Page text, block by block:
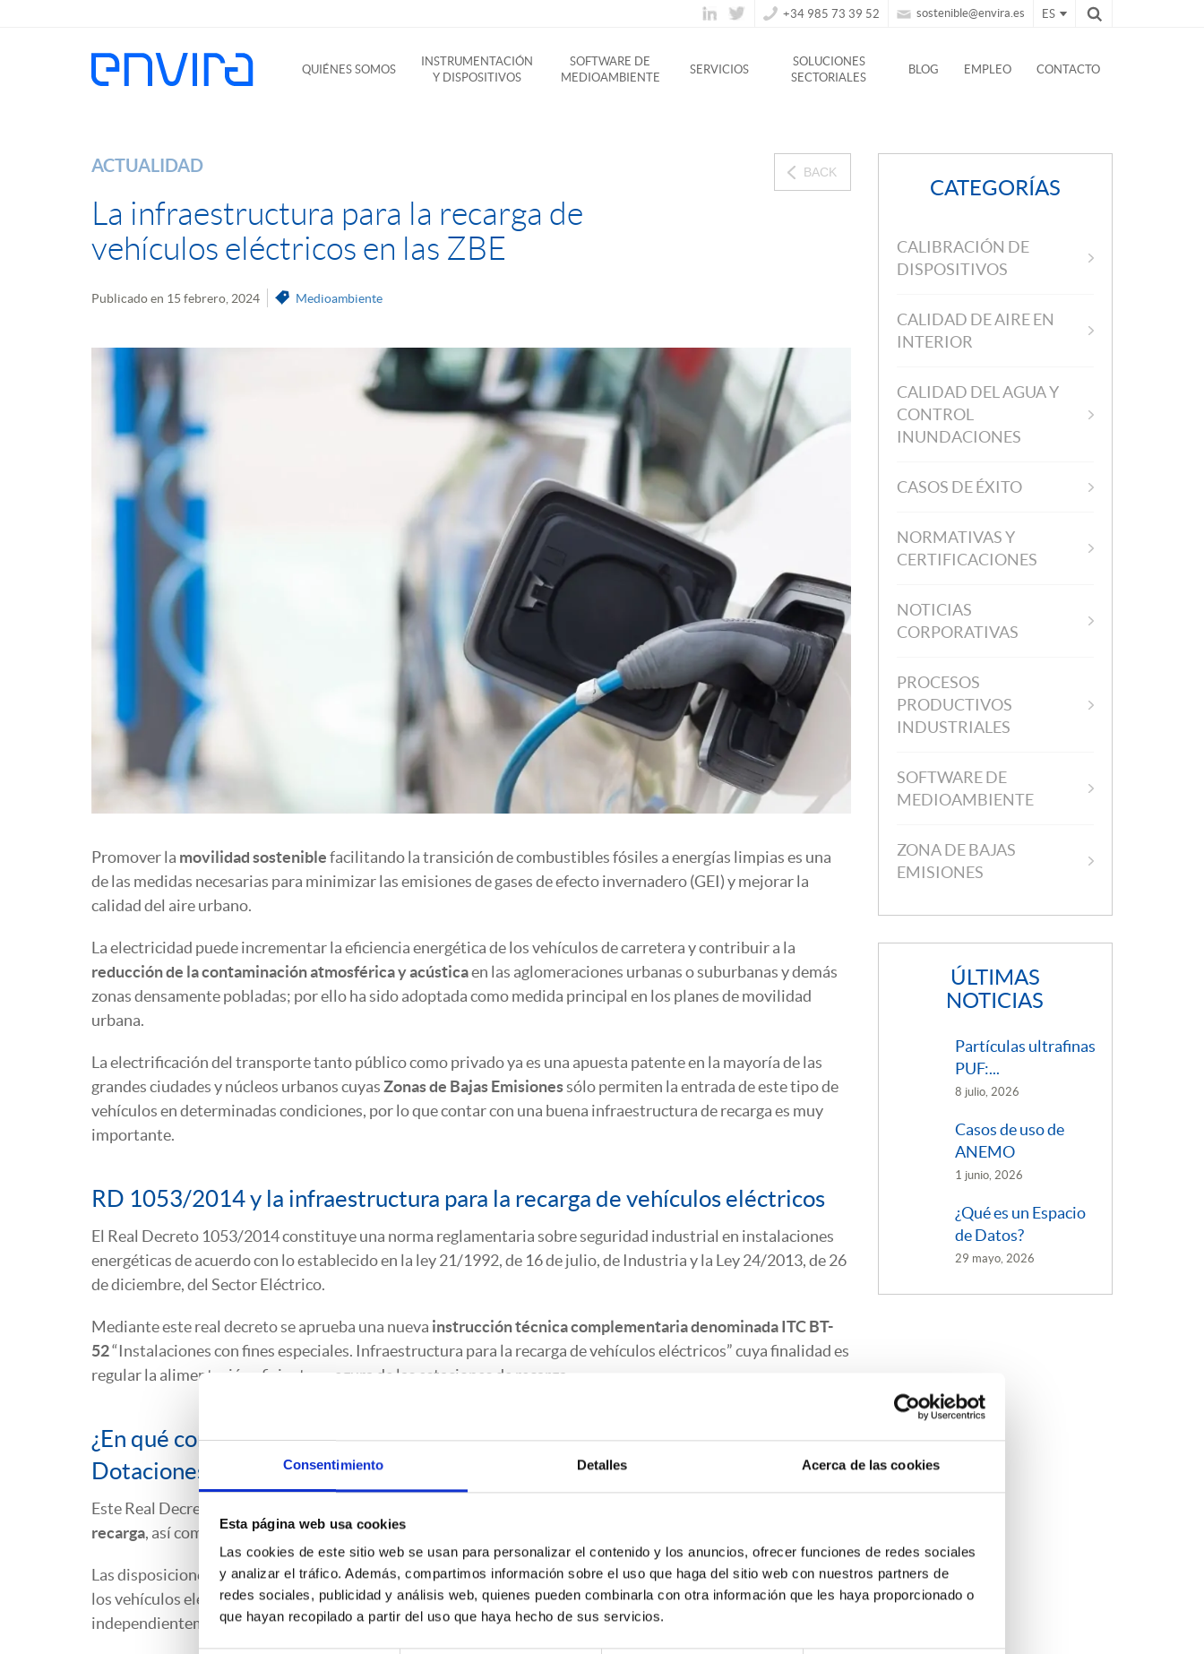
Consentimiento Detalles Acerca de las cookies
Esta página web usa cookies
Las cookies de este sitio web se usan para personalizar el contenido y los anuncios, ofrecer funciones de redes sociales
y analizar el tráfico. Además, compartimos información sobre el uso que haga del sitio web con nuestros partners de
redes sociales, publicidad y análisis web, quienes pueden combinarla con otra información que les haya proporcionado o
que hayan recopilado a partir del uso que haya hecho de sus servicios.
ES
sostenible@envira.es
+34 985 73 39 52
QUIÉNES SOMOS
INSTRUMENTACIÓN
Y DISPOSITIVOS
SOFTWARE DE
MEDIOAMBIENTE
SERVICIOS
SOLUCIONES
SECTORIALES
BLOG EMPLEO CONTACTO
ACTUALIDAD
La infraestructura para la recarga de
vehículos eléctricos en las ZBE
Publicado en 15 febrero, 2024 Medioambiente
BACK
Promover la movilidad sosteniblefacilitando la transición de combustibles fósiles a energías limpias es una
de las medidas necesarias para minimizar las emisiones de gases de efecto invernadero (GEI) y mejorar la
calidad del aire urbano.
La electricidad puede incrementar la eficiencia energética de los vehículos de carretera y contribuir a la
reducción de la contaminación atmosférica y acústicaen las aglomeraciones urbanas o suburbanas y demás
zonas densamente pobladas; por ello ha sido adoptada como medida principal en los planes de movilidad
urbana.
La electrificación del transporte tanto público como privado ya es una apuesta patente en la mayoría de las
grandes ciudades y núcleos urbanos cuyasZonas de Bajas Emisionessólo permiten la entrada de este tipo de
vehículos en determinadas condiciones, por lo que contar con una buena infraestructura de recarga es muy
importante.
RD 1053/2014 y la infraestructura para la recarga de vehículos eléctricos
El Real Decreto 1053/2014 constituye una norma reglamentaria sobre seguridad industrial en instalaciones
energéticas de acuerdo con lo establecido en la ley 21/1992, de 16 de julio, de Industria y la Ley 24/2013, de 26
de diciembre, del Sector Eléctrico.
Mediante este real decreto se aprueba una nueva instrucción técnica complementaria denominada ITC BT-
52“Instalaciones con fines especiales. Infraestructura para la recarga de vehículos eléctricos” cuya finalidad es
regular la alimentación eficiente y segura de las estaciones de recarga.
¿En qué consiste la infraestructura para vehículos eléctricos en España?
Dotaciones mínimas
Este Real Decreto establece las
recarga, así como las obligaciones y derechos de los usuarios y gestores de dicha infraestructura.
Las disposiciones de esta Instrucción se aplicarán a las instalaciones eléctricas necesarias para la recarga de
los vehículos eléctricos en lugares públicos o privados incluidas en el ámbito delReglamento Electrotécnico,
independientemente de si su titularidad es individual o colectiva:
CATEGORÍAS
CALIBRACIÓN DE
DISPOSITIVOS
CALIDAD DE AIRE EN
INTERIOR
CALIDAD DEL AGUA Y
CONTROL
INUNDACIONES
CASOS DE ÉXITO
NORMATIVAS Y
CERTIFICACIONES
NOTICIAS
CORPORATIVAS
PROCESOS
PRODUCTIVOS
INDUSTRIALES
SOFTWARE DE
MEDIOAMBIENTE
ZONA DE BAJAS
EMISIONES
ÚLTIMAS
NOTICIAS
Partículas ultrafinas
PUF:...
8 julio, 2026
Casos de uso de
ANEMO
1 junio, 2026
¿Qué es un Espacio
de Datos?
29 mayo, 2026